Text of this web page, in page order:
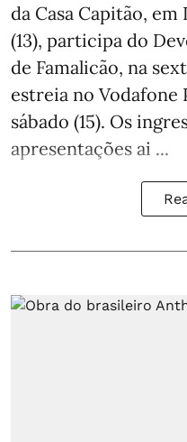
da Casa Capitão,
(13), participa do
de Famalicão, na
estreia no Vodafone
sábado (15). Os
apresentações ai ...